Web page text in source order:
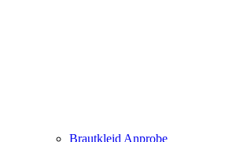
Brautkleid Anprobe